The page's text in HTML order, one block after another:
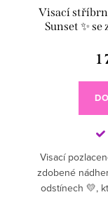
Visací
Sunset ✨
1
Visací
zdobené
odstínech 💛,